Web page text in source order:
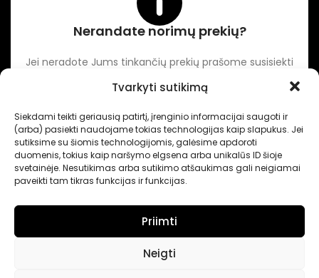
Tvarkyti sutikimą
Siekdami teikti geriausią patirtį, įrenginio informacijai saugoti ir
(arba) pasiekti naudojame tokias technologijas kaip slapukus. Jei
sutiksime su šiomis technologijomis, galėsime apdoroti
duomenis, tokius kaip naršymo elgsena arba unikalūs ID šioje
svetainėje. Nesutikimas arba sutikimo atšaukimas gali neigiamai
paveikti tam tikras funkcijas ir funkcijas.
Priimti
Neigti
Nerandate norimų prekių?
Jei neradote Jums tinkančių prekių prašome susisiekti
Intertechnika Sukurta pagal užsakymą - Dominykas Vitkauskas
Internetinių svetainių sprendimai